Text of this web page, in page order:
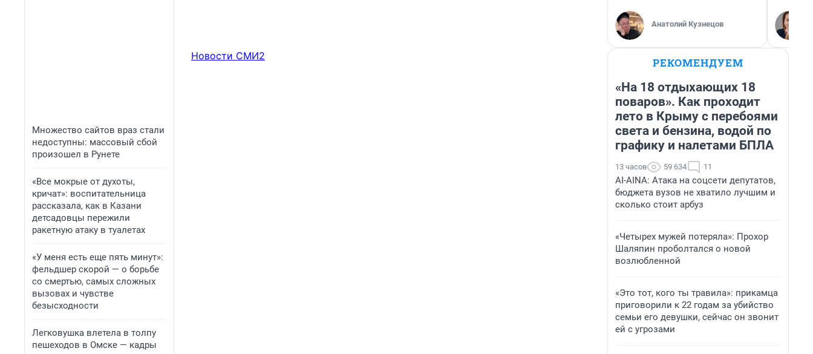
Множество сайтов враз стали
недоступны: массовый сбой
произошел в Рунете
«Все мокрые от духоты,
кричат»: воспитательница
рассказала, как в Казани
детсадовцы пережили
ракетную атаку в туалетах
«У меня есть еще пять минут»:
фельдшер скорой — о борьбе
со смертью, самых сложных
вызовах и чувстве
безысходности
Легковушка влетела в толпу
пешеходов в Омске — кадры
Новости СМИ2
Анатолий Кузнецов
РЕКОМЕНДУЕМ
«На 18 отдыхающих 18
поваров». Как проходит
лето в Крыму с перебоями
света и бензина, водой по
графику и налетами БПЛА
13 часов 59 634 11
AI-AINA: Атака на соцсети депутатов,
бюджета вузов не хватило лучшим и
сколько стоит арбуз
«Четырех мужей потеряла»: Прохор
Шаляпин проболтался о новой
возлюбленной
«Это тот, кого ты травила»: прикамца
приговорили к 22 годам за убийство
семьи его девушки, сейчас он звонит
ей с угрозами